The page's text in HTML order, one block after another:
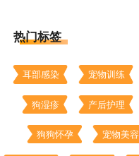
热门标签
耳部感染 宠物训练
狗湿疹 产后护理
狗狗怀孕 宠物美容